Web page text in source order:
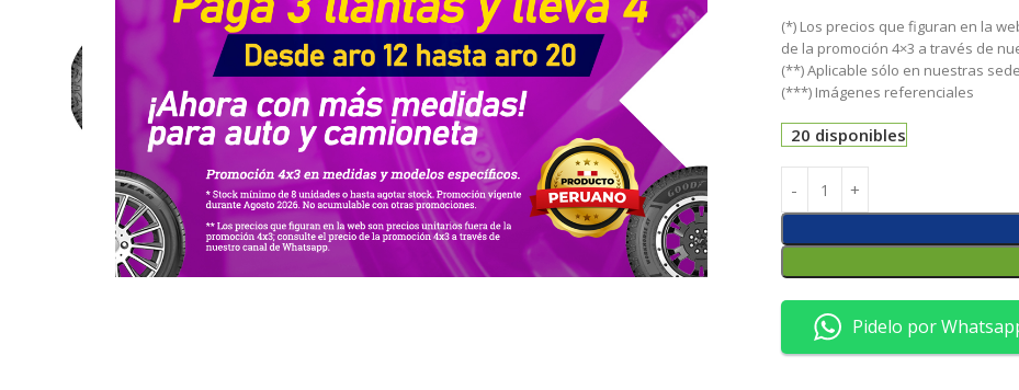
(*) Los precios que figuran en la
de la promoción 4×3 a través de
(**) Aplicable sólo en nuestras
(***) Imágenes referenciales
20 disponibles
Pidelo por